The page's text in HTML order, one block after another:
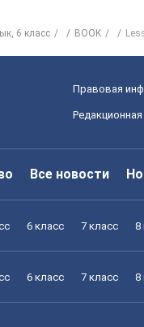
6 класс BOOK
Правовая
Все новости
6 класс 7 класс 8
6 класс 7 класс 8